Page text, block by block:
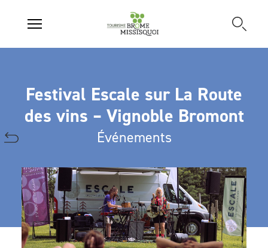
Festival Escale sur La Route
des vins – Vignoble Bromont
Événements